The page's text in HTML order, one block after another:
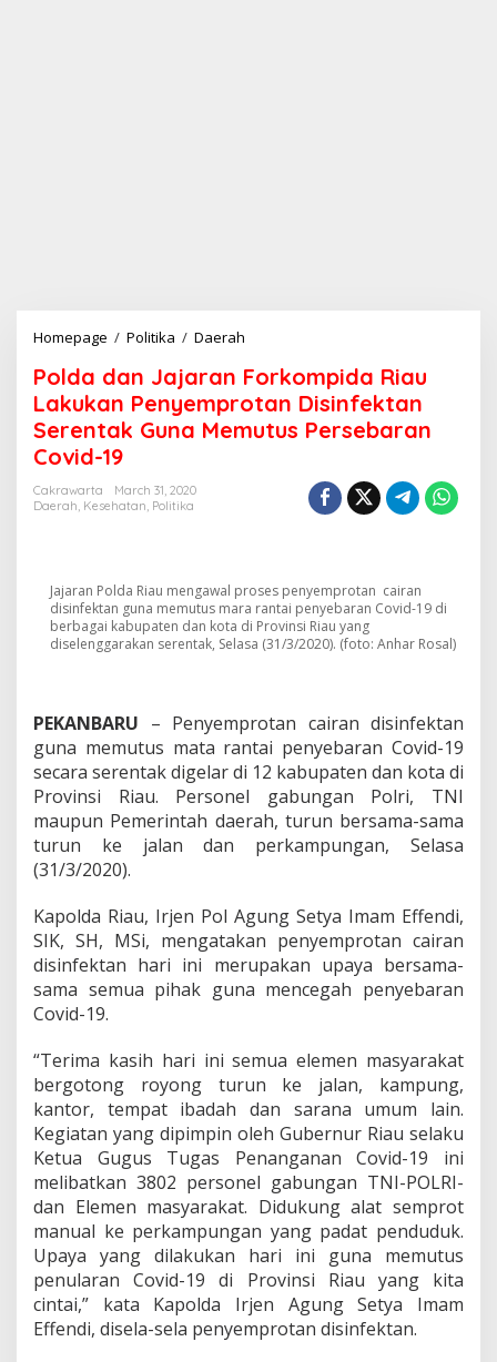
Homepage / Politika / Daerah
l
d
a
d
a
n
F
o
m
p
i
d
a
L
a
u
k
P
n
y
e
m
p
r
o
t
a
n
D
i
s
Polda dan Jajaran Forkompida Riau
Lakukan Penyemprotan Disinfektan
Serentak Guna Memutus Persebaran
Covid-19
Cakrawarta
March 31, 2020
Daerah, Kesehatan, Politika
Jajaran Polda Riau mengawal proses penyemprotan cairan
disinfektan guna memutus mara rantai penyebaran Covid-19 di
berbagai kabupaten dan kota di Provinsi Riau yang
diselenggarakan serentak, Selasa (31/3/2020). (foto: Anhar Rosal)
PEKANBARU – Penyemprotan cairan disinfektan
guna memutus mata rantai penyebaran Covid-19
secara serentak digelar di 12 kabupaten dan kota di
Provinsi Riau. Personel gabungan Polri, TNI
maupun Pemerintah daerah, turun bersama-sama
turun ke jalan dan perkampungan, Selasa
(31/3/2020).
Kapolda Riau, Irjen Pol Agung Setya Imam Effendi,
SIK, SH, MSi, mengatakan penyemprotan cairan
disinfektan hari ini merupakan upaya bersama-
sama semua pihak guna mencegah penyebaran
Covid-19.
“Terima kasih hari ini semua elemen masyarakat
bergotong royong turun ke jalan, kampung,
kantor, tempat ibadah dan sarana umum lain.
Kegiatan yang dipimpin oleh Gubernur Riau selaku
Ketua Gugus Tugas Penanganan Covid-19 ini
melibatkan 3802 personel gabungan TNI-POLRI-
dan Elemen masyarakat. Didukung alat semprot
manual ke perkampungan yang padat penduduk.
Upaya yang dilakukan hari ini guna memutus
penularan Covid-19 di Provinsi Riau yang kita
cintai,” kata Kapolda Irjen Agung Setya Imam
Effendi, disela-sela penyemprotan disinfektan.